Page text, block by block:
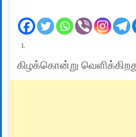
கிழக்கொன்று